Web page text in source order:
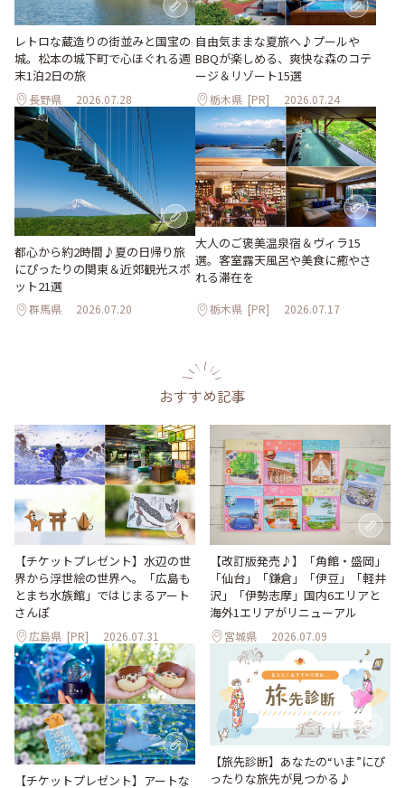
レトロな蔵造りの街並みと国宝の
城。松本の城下町で心ほぐれる週
末1泊2日の旅
長野県 2026.07.28
自由気ままな夏旅へ♪プールや
BBQが楽しめる、爽快な森のコテ
ージ＆リゾート15選
栃木県 [PR] 2026.07.24
都心から約2時間♪夏の日帰り旅
にぴったりの関東＆近郊観光スポ
ット21選
群馬県 2026.07.20
大人のご褒美温泉宿＆ヴィラ15
選。客室露天風呂や美食に癒やさ
れる滞在を
栃木県 [PR] 2026.07.17
おすすめ記事
【チケットプレゼント】水辺の世
界から浮世絵の世界へ。「広島も
とまち水族館」ではじまるアート
さんぽ
広島県 [PR] 2026.07.31
【改訂版発売♪】「角館・盛岡」
「仙台」「鎌倉」「伊豆」「軽井
沢」「伊勢志摩」国内6エリアと
海外1エリアがリニューアル
宮城県 2026.07.09
【チケットプレゼント】アートな
【旅先診断】あなたの“いま”にぴ
ったりな旅先が見つかる♪